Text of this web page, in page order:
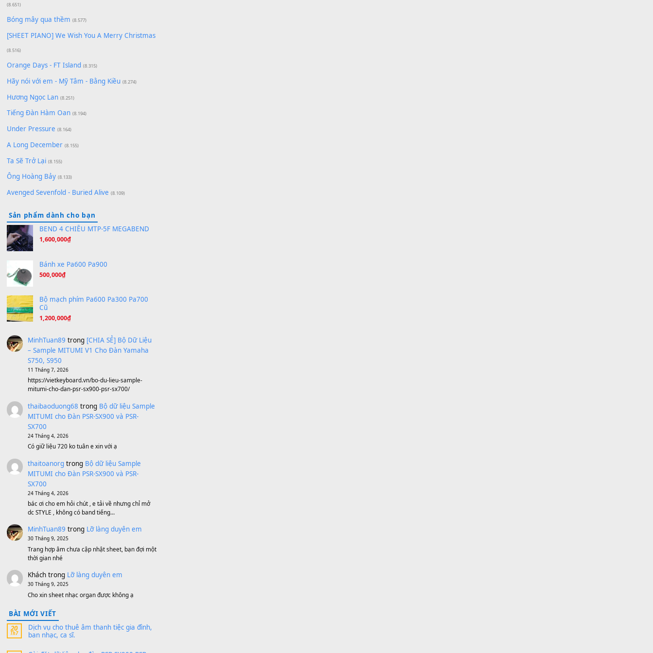
Cơn Mơ Băng Giá (9.103)
Chờ một tiếng yêu (8.991)
Lãng Quên Chiều Thu | Anh không muốn ra đi |
Qí shí bù xiǎng zǒu - 其实不想走
(8.929)
[SHEET] Ánh Trăng Nói Hộ Lòng Tôi - Mạnh Lệ
Quân | Intro + Pinyin
(8.651)
Bóng mây qua thềm
[SHEET PIANO] We Wish You A Merry Christmas
(8.516)
Orange Days - FT Island (8.315)
Hãy nói với em - Mỹ Tâm - Bằng Kiều
Hương Ngọc Lan (8.251)
Tiếng Đàn Hàm Oan
Under Pressure (8.164)
A Long December
Ta Sẽ Trở Lại (8.155)
Ông Hoàng Bảy (8.133)
Avenged Sevenfold - Buried Alive (8.109)
Sản phẩm dành cho bạn
BEND 4 CHIỀU MTP-5F MEGABEND
1,600,000₫
Bánh xe Pa600 Pa900
500,000
Cũ
1,200,000₫
MinhTuan89trong
[CHIA SẺ] Bộ Dữ Liệu
– Sample MITUMI V1 Cho Đàn Yamaha
11 Tháng 7, 2026
https://vietkeyboard.vn/bo-du-lieu-sample-
mitumi-cho-dan-psr-sx900-psr-sx700/
thaibaoduong68trong Bộ dữ liệu Sample
MITUMI cho Đàn PSR-SX900 và PSR-
SX700
Có giữ liệu 720 ko tuân e xin với ạ
thaitoanorgtrong